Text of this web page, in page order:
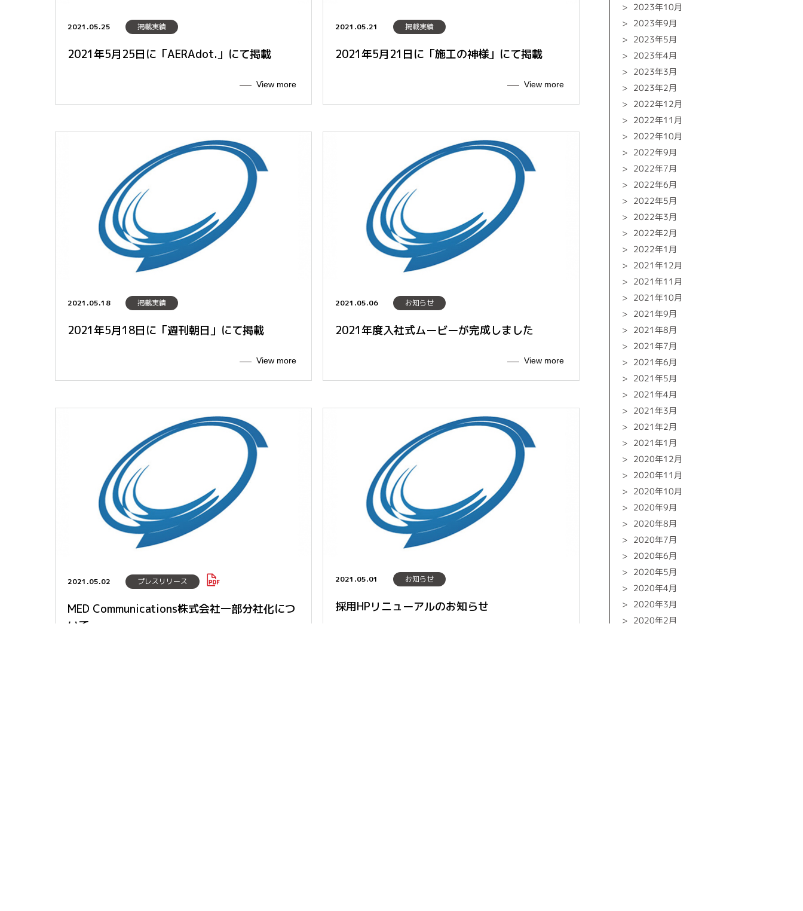
2021.05.25 掲載実績
2021年5月25日に「AERAdot.」にて掲載
View more
2021.05.21 掲載実績
2021年5月21日に「施工の神様」にて掲載
View more
2021.05.18 掲載実績
2021年5月18日に「週刊朝日」にて掲載
View more
2021.05.06 お知らせ
2021年度入社式ムービーが完成しました
View more
2021.05.02 プレスリリース
MED Communications株式会社一部分社化につ
いて
2021.05.01 お知らせ
採用HPリニューアルのお知らせ
2023年10月
2023年9月
2023年5月
2023年4月
2023年3月
2023年2月
2022年12月
2022年11月
2022年10月
2022年9月
2022年7月
2022年6月
2022年5月
2022年3月
2022年2月
2022年1月
2021年12月
2021年11月
2021年10月
2021年9月
2021年8月
2021年7月
2021年6月
2021年5月
2021年4月
2021年3月
2021年2月
2021年1月
2020年12月
2020年11月
2020年10月
2020年9月
2020年8月
2020年7月
2020年6月
2020年5月
2020年4月
2020年3月
2020年2月